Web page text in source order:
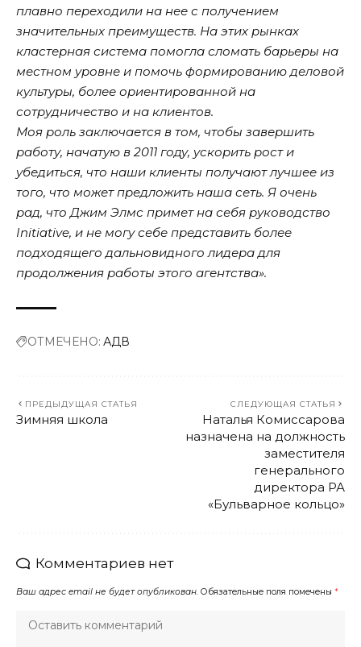
плавно переходили на нее с получением
значительных преимуществ. На этих рынках
кластерная система помогла сломать барьеры на
местном уровне и помочь формированию деловой
культуры, более ориентированной на
сотрудничество и на клиентов.
Моя роль заключается в том, чтобы завершить
работу, начатую в 2011 году, ускорить рост и
убедиться, что наши клиенты получают лучшее из
того, что может предложить наша сеть. Я очень
рад, что Джим Элмс примет на себя руководство
Initiative, и не могу себе представить более
подходящего дальновидного лидера для
продолжения работы этого агентства».
ОТМЕЧЕНО: АДВ
ПРЕДЫДУЩАЯ СТАТЬЯ
Зимняя школа
СЛЕДУЮЩАЯ СТАТЬЯ
Наталья Комиссарова
назначена на должность
заместителя
генерального
директора РА
«Бульварное кольцо»
Комментариев нет
Ваш адрес email не будет опубликован. Обязательные поля помечены *